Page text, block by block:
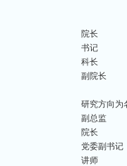
院长
书记
科长
副院长
研究方向为
副总监
院长
党委副书记
讲师